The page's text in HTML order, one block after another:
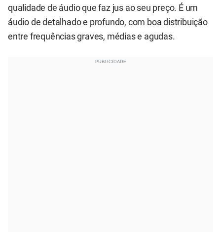
qualidade de áudio que faz jus ao seu preço. É um
áudio de detalhado e profundo, com boa distribuição
entre frequências graves, médias e agudas.